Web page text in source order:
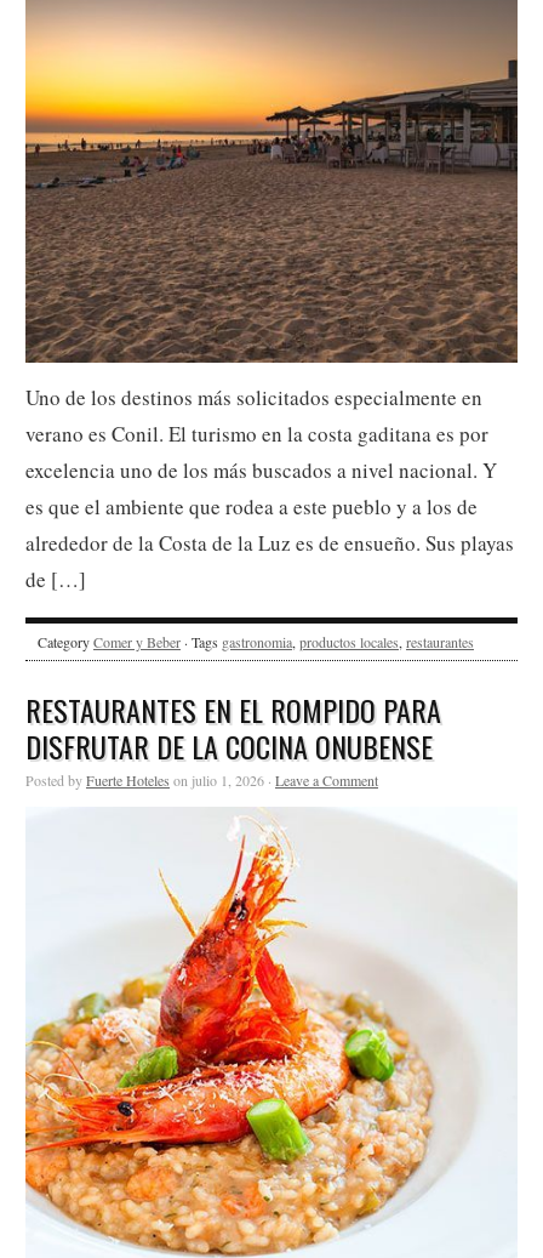
Uno de los destinos más solicitados especialmente en
verano es Conil. El turismo en la costa gaditana es por
excelencia uno de los más buscados a nivel nacional. Y
es que el ambiente que rodea a este pueblo y a los de
alrededor de la Costa de la Luz es de ensueño. Sus playas
de […]
CategoryComer y Beber · Tags gastronomia, productos locales, restaurantes
RESTAURANTES EN EL ROMPIDO PARA
DISFRUTAR DE LA COCINA ONUBENSE
Posted byFuerte Hoteles on julio 1, 2026 · Leave a Comment